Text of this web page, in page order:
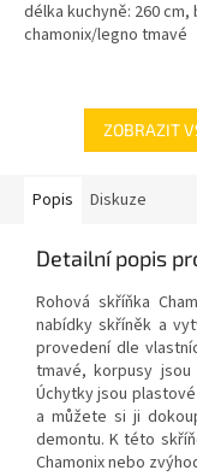
délka kuchyně: 260 cm,
chamonix/legno tmavé
ZOBRAZIT
Popis Diskuze
Detailní popis
Rohová skříňka
nabídky skříněk a
provedení dle
tmavé, korpusy
Úchytky jsou
a můžete si ji
demontu. K této
Chamonix nebo